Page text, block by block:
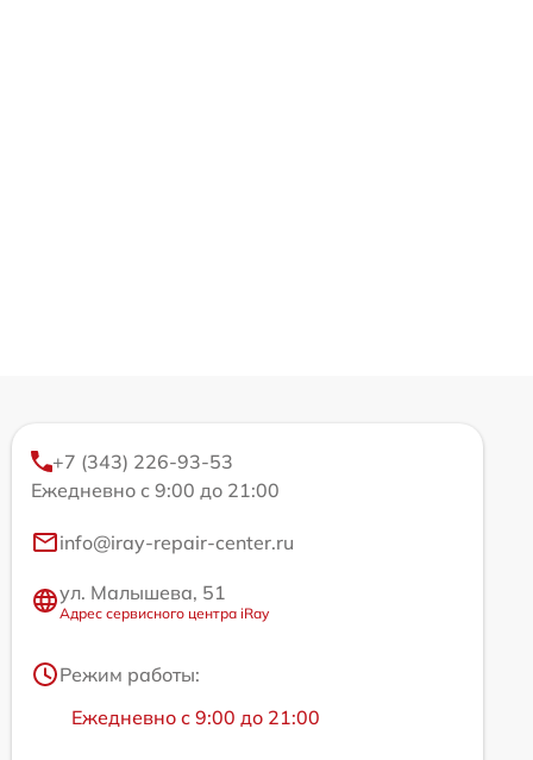
+7 (343) 226-93-53
Ежедневно с 9:00 до 21:00
info@iray-repair-center.ru
ул. Малышева, 51
Адрес сервисного центра iRay
Режим работы:
Ежедневно с 9:00 до 21:00